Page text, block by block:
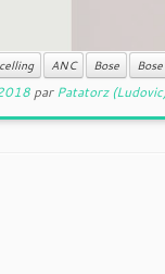
ANC Bose
parPatatorz